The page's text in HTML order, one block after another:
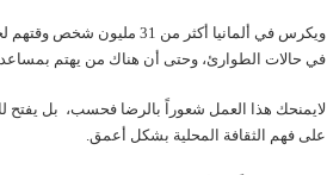
ويكرس في ألمانيا أكثر من
في حالات الطوارئ، وحتى أن هناك من يهتم
لايمنحك هذا العمل شعوراً بالرضا فحسب، بل يفتح
على فهم الثقافة المحلية بشكل أعمق.